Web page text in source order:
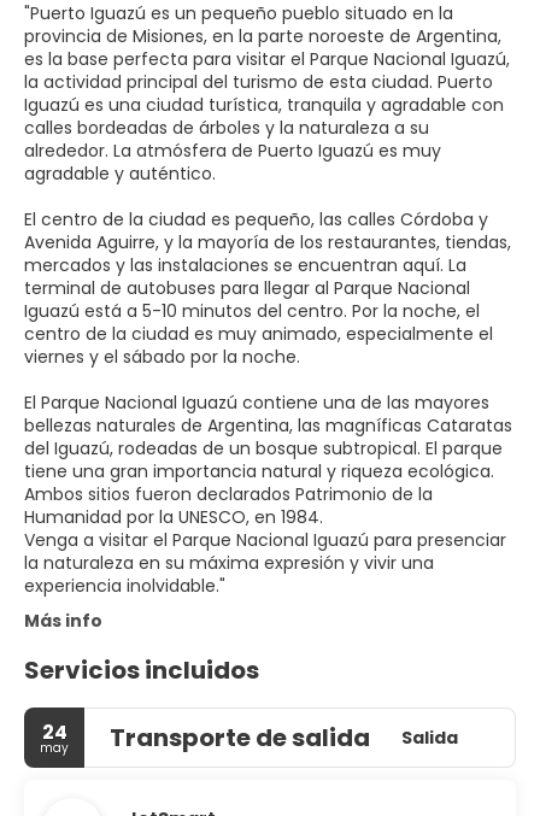
"Puerto Iguazú es un pequeño pueblo situado en la
provincia de Misiones, en la parte noroeste de Argentina,
es la base perfecta para visitar el Parque Nacional Iguazú,
la actividad principal del turismo de esta ciudad. Puerto
Iguazú es una ciudad turística, tranquila y agradable con
calles bordeadas de árboles y la naturaleza a su
alrededor. La atmósfera de Puerto Iguazú es muy
agradable y auténtico.
El centro de la ciudad es pequeño, las calles Córdoba y
Avenida Aguirre, y la mayoría de los restaurantes, tiendas,
mercados y las instalaciones se encuentran aquí. La
terminal de autobuses para llegar al Parque Nacional
Iguazú está a 5-10 minutos del centro. Por la noche, el
centro de la ciudad es muy animado, especialmente el
viernes y el sábado por la noche.
El Parque Nacional Iguazú contiene una de las mayores
bellezas naturales de Argentina, las magníficas Cataratas
del Iguazú, rodeadas de un bosque subtropical. El parque
tiene una gran importancia natural y riqueza ecológica.
Ambos sitios fueron declarados Patrimonio de la
Humanidad por la UNESCO, en 1984.
Venga a visitar el Parque Nacional Iguazú para presenciar
la naturaleza en su máxima expresión y vivir una
Más info
Servicios incluidos
24
may Transporte de salida Salida